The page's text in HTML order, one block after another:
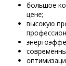
большое
цене;
высокую